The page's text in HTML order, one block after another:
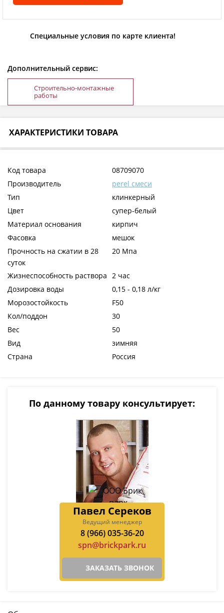
Специальные условия по карте клиента!
Дополнительный сервис:
Строительно-монтажные
работы
ХАРАКТЕРИСТИКИ ТОВАРА
Код товара
08709070
Производитель
perel смеси
Тип
клинкерный
Цвет
супер-белый
Материал основания
кирпич
Фасовка
мешок
Прочность на сжатии в 28
суток
20 Мпа
Жизнеспособность раствора 2 час
Дозировка воды
0,15 - 0,18 л/кг
Морозостойкость
F50
Кол/поддон
30
Вес
50
Вид
зимняя
Страна
Россия
По данному товару консультирует:
Павел Сереков
Ведущий менеджер
8 (966) 035-36-20
spn@brickpark.ru
ЗАКАЗАТЬ ЗВОНОК